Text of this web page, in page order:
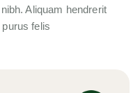
Aliquam hendrerit
felis